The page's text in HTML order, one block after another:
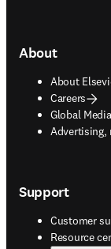
About
About
Careers
Global
Advertising,
opens in
Support
Customer
Resource
opens in